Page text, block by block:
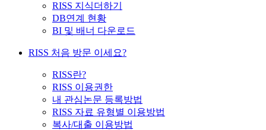
RISS 지식더하기
DB연계 현황
BI 및 배너 다운로드
RISS 처음 방문 이세요?
RISS란?
RISS 이용권한
내 관심논문 등록방법
RISS 자료 유형별 이용방법
복사/대출 이용방법